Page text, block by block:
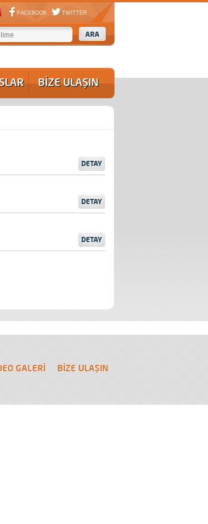
FACEBOOK TWITTER
BİZE ULAŞIN
DETAY
DETAY
DETAY
BİZE ULAŞIN
GALERİ